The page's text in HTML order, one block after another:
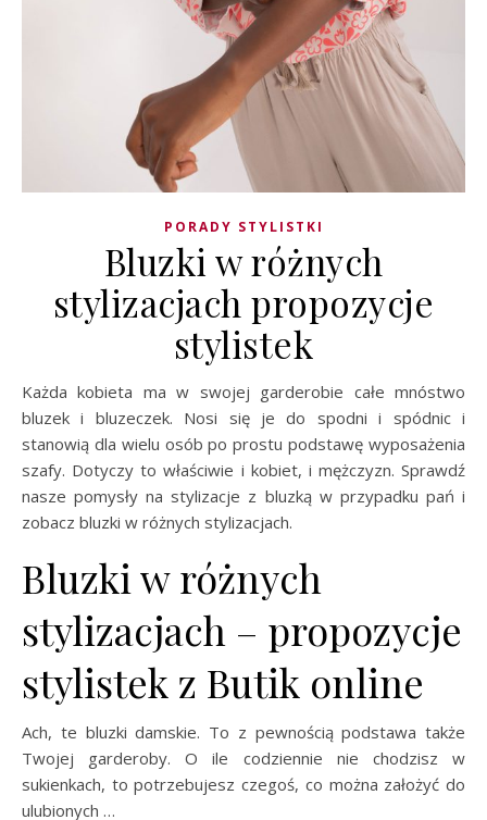
PORADY STYLISTKI
Bluzki w różnych
stylizacjach propozycje
stylistek
Każda kobieta ma w swojej garderobie całe mnóstwo
bluzek i bluzeczek. Nosi się je do spodni i spódnic i
stanowią dla wielu osób po prostu podstawę wyposażenia
szafy. Dotyczy to właściwie i kobiet, i mężczyzn. Sprawdź
nasze pomysły na stylizacje z bluzką w przypadku pań i
zobacz bluzki w różnych stylizacjach.
Bluzki w różnych
stylizacjach – propozycje
stylistek z Butik online
Ach, te bluzki damskie. To z pewnością podstawa także
Twojej garderoby. O ile codziennie nie chodzisz w
sukienkach, to potrzebujesz czegoś, co można założyć do
ulubionych …